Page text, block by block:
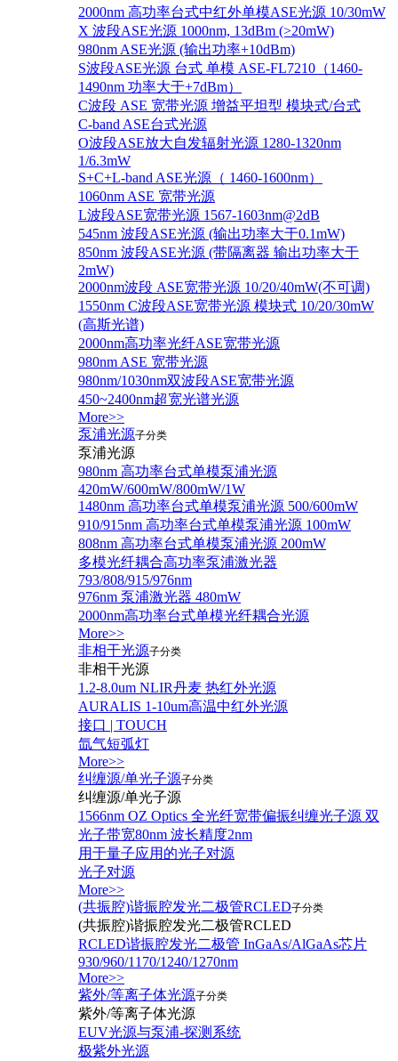
2000nm 高功率台式中红外单模ASE光源 10/30mW
X 波段ASE光源 1000nm, 13dBm (>20mW)
980nm ASE光源 (输出功率+10dBm)
S波段ASE光源 台式 单模 ASE-FL7210（1460-
1490nm 功率大于+7dBm）
C波段 ASE 宽带光源 增益平坦型 模块式/台式
C-band ASE台式光源
O波段ASE放大自发辐射光源 1280-1320nm
1/6.3mW
S+C+L-band ASE光源（ 1460-1600nm）
1060nm ASE 宽带光源
L波段ASE宽带光源 1567-1603nm@2dB
545nm 波段ASE光源 (输出功率大于0.1mW)
850nm 波段ASE光源 (带隔离器 输出功率大于
2mW)
2000nm波段 ASE宽带光源 10/20/40mW(不可调)
1550nm C波段ASE宽带光源 模块式 10/20/30mW
(高斯光谱)
2000nm高功率光纤ASE宽带光源
980nm ASE 宽带光源
980nm/1030nm双波段ASE宽带光源
450~2400nm超宽光谱光源
More>>
泵浦光源子分类
泵浦光源
980nm 高功率台式单模泵浦光源
420mW/600mW/800mW/1W
1480nm 高功率台式单模泵浦光源 500/600mW
910/915nm 高功率台式单模泵浦光源 100mW
808nm 高功率台式单模泵浦光源 200mW
多模光纤耦合高功率泵浦激光器
793/808/915/976nm
976nm 泵浦激光器 480mW
2000nm高功率台式单模光纤耦合光源
More>>
非相干光源子分类
非相干光源
1.2-8.0um NLIR丹麦 热红外光源
AURALIS 1-10um高温中红外光源
接口 | TOUCH
氙气短弧灯
More>>
纠缠源/单光子源子分类
纠缠源/单光子源
1566nm OZ Optics 全光纤宽带偏振纠缠光子源 双
光子带宽80nm 波长精度2nm
用于量子应用的光子对源
光子对源
More>>
(共振腔)谐振腔发光二极管RCLED子分类
(共振腔)谐振腔发光二极管RCLED
RCLED谐振腔发光二极管 InGaAs/AlGaAs芯片
930/960/1170/1240/1270nm
More>>
紫外/等离子体光源子分类
紫外/等离子体光源
EUV光源与泵浦-探测系统
极紫外光源